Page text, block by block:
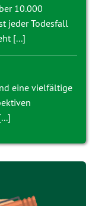
10.000
jeder Todesfall
[...]
eine vielfältige